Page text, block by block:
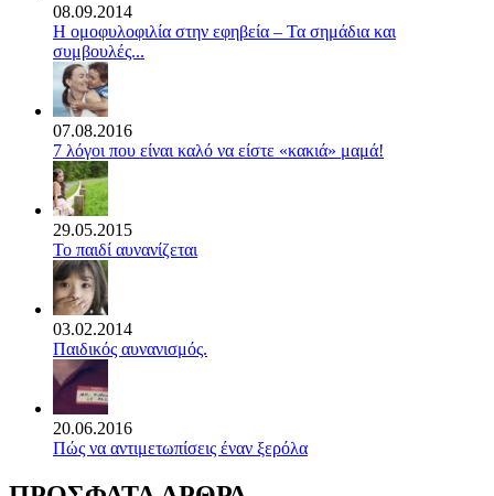
08.09.2014
Η ομοφυλοφιλία στην εφηβεία – Τα σημάδια και
συμβουλές...
07.08.2016
7 λόγοι που είναι καλό να είστε «κακιά» μαμά!
29.05.2015
Το παιδί αυνανίζεται
03.02.2014
Παιδικός αυνανισμός.
20.06.2016
Πώς να αντιμετωπίσεις έναν ξερόλα